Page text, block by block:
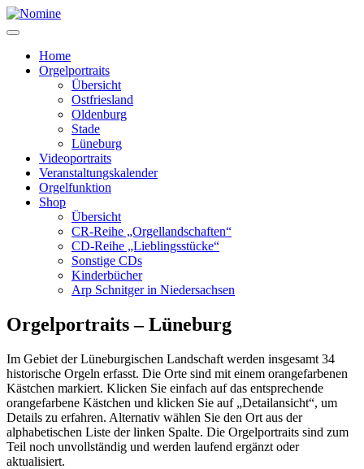
Zum
Inhalt
Home
Orgelportraits
Übersicht
Ostfriesland
Oldenburg
Stade
Lüneburg
Videoportraits
Veranstaltungskalender
Orgelfunktion
Shop
Übersicht
CR-Reihe „Orgellandschaften“
CD-Reihe „Lieblingsstücke“
Sonstige CDs
Kinderbücher
Arp Schnitger in Niedersachsen
Orgelportraits – Lüneburg
Im Gebiet der Lüneburgischen Landschaft werden insgesamt 34
historische Orgeln erfasst. Die Orte sind mit einem orangefarbenen
Kästchen markiert. Klicken Sie einfach auf das entsprechende
orangefarbene Kästchen und klicken Sie auf „Detailansicht“, um
Details zu erfahren. Alternativ wählen Sie den Ort aus der
alphabetischen Liste der linken Spalte. Die Orgelportraits sind zum
Teil noch unvollständig und werden laufend ergänzt oder
aktualisiert.